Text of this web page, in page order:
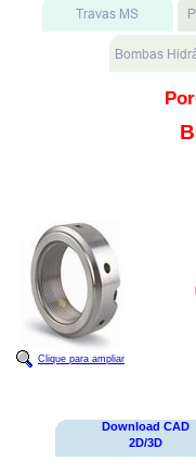
Clique para ampliar
Download CAD
2D/3D